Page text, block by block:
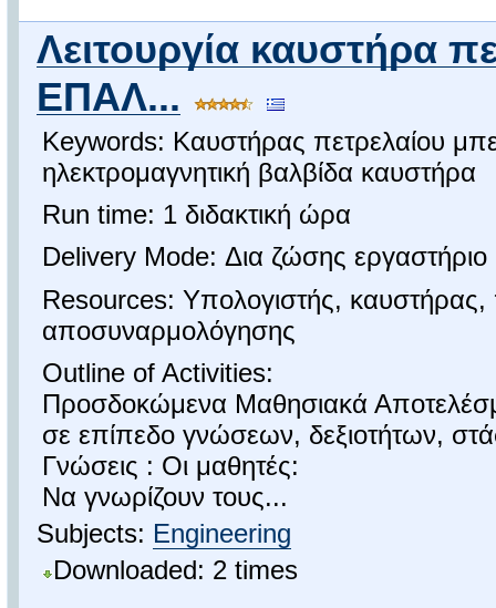
Λειτουργία καυστήρα
ΕΠΑΛ...
Keywords: Καυστήρας πετρελαίου
ηλεκτρομαγνητική βαλβίδα καυστήρα
Run time: 1 διδακτική ώρα
Delivery Mode: Δια ζώσης εργαστήριο
Resources: Υπολογιστής, καυστήρας,
αποσυναρμολόγησης
Outline of Activities:
Προσδοκώμενα Μαθησιακά
σε επίπεδο γνώσεων, δεξιοτήτων,
Γνώσεις : Οι μαθητές:
Να γνωρίζουν τους...
Subjects: Engineering
Downloaded: 2 times